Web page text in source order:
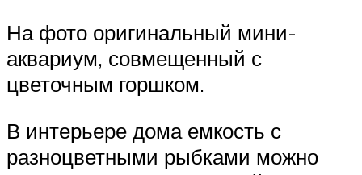
На фото оригинальный мини-
аквариум, совмещенный с
цветочным горшком.
В интерьере дома емкость с
разноцветными рыбками можно